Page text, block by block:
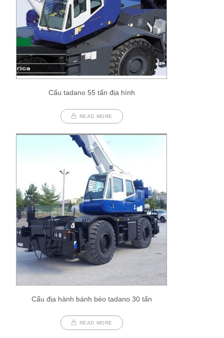
Cẩu tadano 55 tấn địa hình
READ MORE
Cẩu địa hành bánh béo tadano 30 tấn
READ MORE